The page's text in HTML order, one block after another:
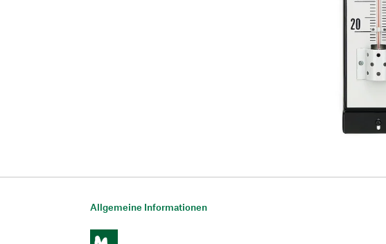
Allgemeine Informationen